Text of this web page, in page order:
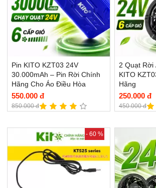
Pin KITO KZT03 24V
30.000mAh – Pin Rời Chính
Hãng Cho Áo Điều Hòa
550.000 đ
850.000 đ
2 Quạt Rời
KITO
Hãng
250.000 đ
450.000 đ
- 60 %